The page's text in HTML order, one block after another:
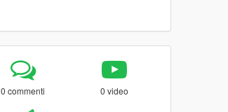
0 commenti 0 video